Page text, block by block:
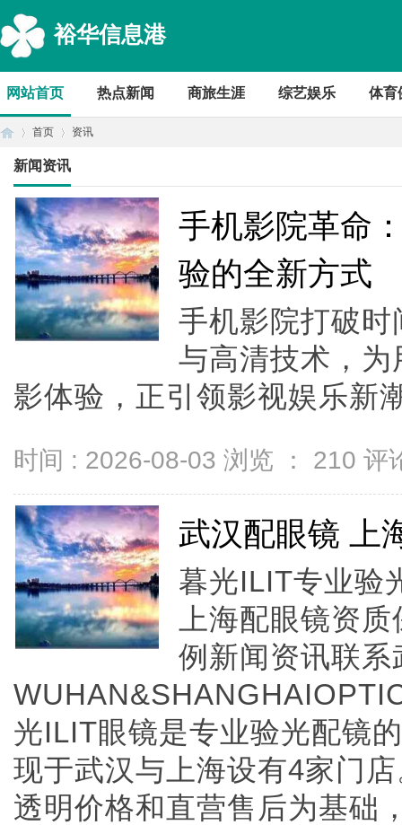
裕华信息港
网站首页 热点新闻 商旅生涯 综艺娱乐 体育
›
首页
›
资讯
新闻资讯
手机影院革命
验的全新方式
手机影院打破
与高清技术，
影体验，正引领影视娱乐新
时间 : 2026-08-03 浏览 ： 210 评
武汉配眼镜 上
暮光ILIT专业验
上海配眼镜资
例新闻资讯联
光ILIT眼镜是专业验光配镜
现于武汉与上海设有4家门
透明价格和直营售后为基础